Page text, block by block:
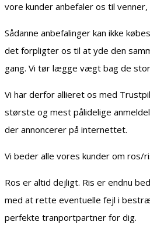
vore kunder anbefaler os til
Sådanne anbefalinger kan ikke
det forpligter os til at yde den
gang. Vi tør lægge vægt bag de
Vi har derfor allieret os med
største og mest pålidelige
der annoncerer på internettet.
Vi beder alle vores kunder om ros/
Ros er altid dejligt. Ris er endnu
med at rette eventuelle fejl i
perfekte tranportpartner for dig.